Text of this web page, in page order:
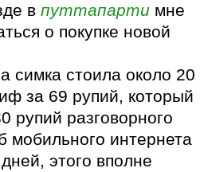
впуттапарти мне
о покупке новой
симка стоила около 20
за 69 рупий, который
рупий разговорного
мобильного интернета
этого вполне